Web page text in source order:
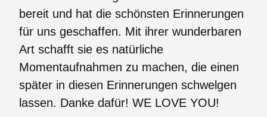
bereit und hat die schönsten Erinnerungen
für uns geschaffen. Mit ihrer wunderbaren
Art schafft sie es natürliche
Momentaufnahmen zu machen, die einen
später in diesen Erinnerungen schwelgen
lassen. Danke dafür! WE LOVE YOU!